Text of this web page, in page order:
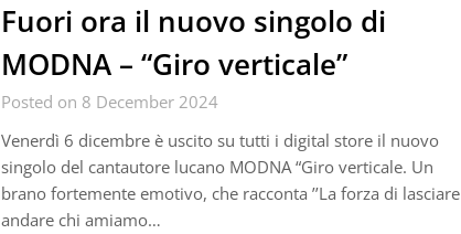
Fuori ora il nuovo singolo di
MODNA – “Giro verticale”
Posted on 8 December 2024
Venerdì 6 dicembre è uscito su tutti i digital store il nuovo
singolo del cantautore lucano MODNA “Giro verticale. Un
brano fortemente emotivo, che racconta ’’La forza di lasciare
andare chi amiamo…